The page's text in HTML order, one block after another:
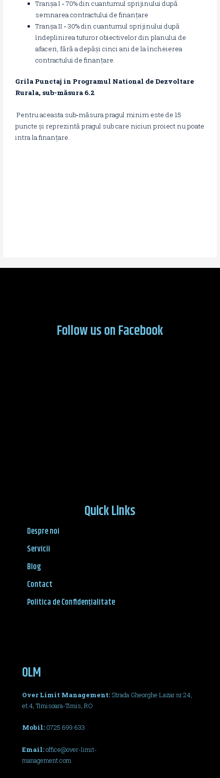
Tranșa I ‐ 70% din cuantumul sprijinului după
semnarea contractului de finanțare
Tranșa II ‐ 30% din cuantumul sprijinului după
îndeplinirea tuturor obiectivelor din planului de
afaceri, fără a depăși cinci ani de la încheierea
contractului de finanțare.
Grila Punctaj in Programul National de Dezvoltare
Rurala, sub-măsura 6.2
Pentru aceasta sub‐măsura pragul minim este de 15
puncte și reprezintă pragul sub care niciun proiect nu poate
intra la finanțare.
Follow us on Facebook
Quick Links
Despre noi
Servicii
Blog
Contact
Politica de Confidențialitate
OLM
Over Limit Management: Strada Gheorghe Lazar nr.24,
et.4, Timisoara-Timis, RO
Mobil: 0725 699 633
Email:office@over-limit-
management.com